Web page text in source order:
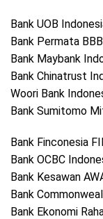
Bank UOB
Bank Permata
Bank Maybank
Bank Chinatrust
Woori Bank
Bank Sumitomo
Bank Finconesia
Bank OCBC
Bank Kesawan
Bank
Bank Ekonomi